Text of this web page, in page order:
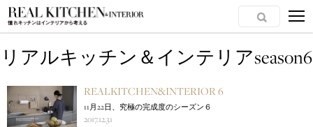
リアルキッチン＆インテリアseason6
REALKITCHEN&INTERIOR 6
11月22日、究極の完成度のシーズン６
2017.12.31